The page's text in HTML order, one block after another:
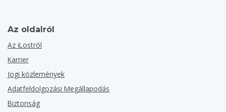
Az oldalról
Az iLostról
Karrier
Jogi közlemények
Adatfeldolgozási Megállapodás
Biztonság